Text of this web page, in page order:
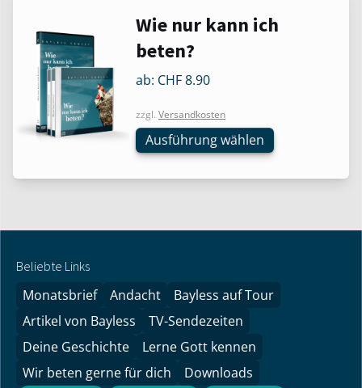
Produktseite
gewählt
Wie nur kann ich
beten?
ab: CHF8.90
zzgl. Versandkosten
Ausführung wählen
Dieses
Produkt
weist
mehrere
auf.
Die
Optionen
können
Produktseite
Beliebte Links
Monatsbrief Andacht
Bayless auf Tour
Artikel von Bayless
TV-Sendezeiten
Deine Geschichte
Lerne Gott kennen
Wir beten gerne für dich
Downloads